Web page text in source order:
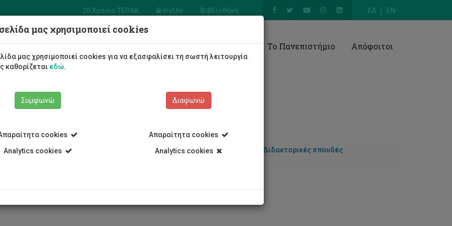
ΕΛ EN
20 Χρόνια ΤΕΠΑΚ myUni Βιβλιοθήκη
Πολυμέσων
Φοιτητές/τριες Σπουδές Έρευνα Το Πανεπιστήμιο Απόφοιτοι
Τμήμα Πολυμέσων και Γραφικών Τεχνών Προγράμματα Σπουδών
Διδακτορικές σπουδές
μας χρησιμοποιεί cookies
μας χρησιμοποιεί cookies για να εξασφαλίσει τη σωστή λειτουργία
καθορίζεται εδώ.
Συμφωνώ
cookies
Analytics cookies
Διαφωνώ
Απαραίτητα cookies
Analytics cookies